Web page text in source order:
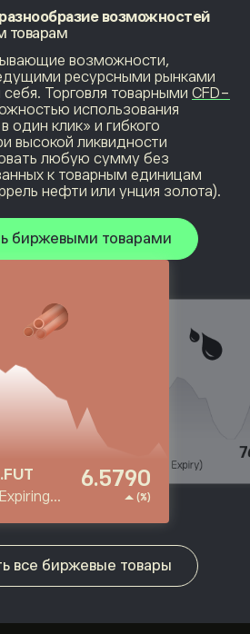
возможностей
товарам
возможности,
ресурсными рынками
Торговля товарными CFD-
использования
один клик» и гибкого
высокой ликвидности
любую сумму без
к товарным единицам
нефти или унция золота).
биржевыми товарами
76.44
(%)
Gold (Non Expiry)
все биржевые товары